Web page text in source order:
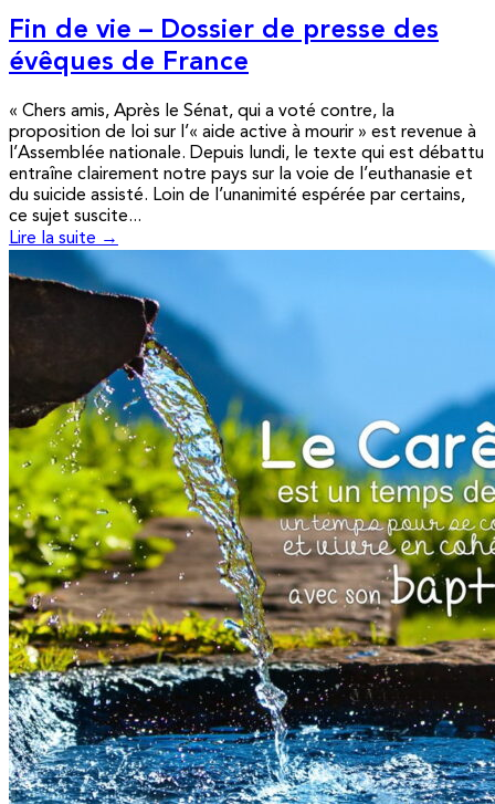
Fin de vie – Dossier de presse des
évêques de France
« Chers amis, Après le Sénat, qui a voté contre, la
proposition de loi sur l’« aide active à mourir » est revenue à
l’Assemblée nationale. Depuis lundi, le texte qui est débattu
entraîne clairement notre pays sur la voie de l’euthanasie et
du suicide assisté. Loin de l’unanimité espérée par certains,
ce sujet suscite...
Lire la suite →